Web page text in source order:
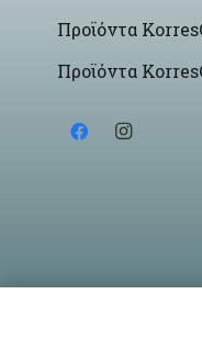
Προϊόντα
Προϊόντα